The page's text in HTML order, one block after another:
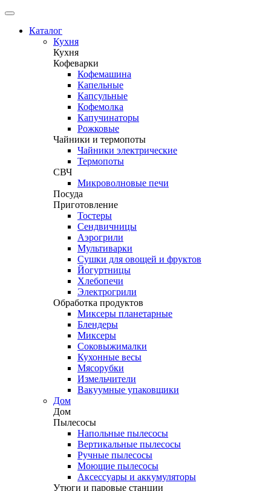
Каталог
Кухня
Кухня
Кофеварки
Кофемашина
Капельные
Капсульные
Кофемолка
Капучинаторы
Рожковые
Чайники и термопоты
Чайники электрические
Термопоты
СВЧ
Микроволновые печи
Посуда
Приготовление
Тостеры
Сендвичницы
Аэрогрили
Мультиварки
Сушки для овощей и фруктов
Йогуртницы
Хлебопечи
Электрогрили
Обработка продуктов
Миксеры планетарные
Блендеры
Миксеры
Соковыжималки
Кухонные весы
Мясорубки
Измельчители
Вакуумные упаковщики
Дом
Дом
Пылесосы
Напольные пылесосы
Вертикальные пылесосы
Ручные пылесосы
Моющие пылесосы
Аксессуары и аккумуляторы
Утюги и паровые станции